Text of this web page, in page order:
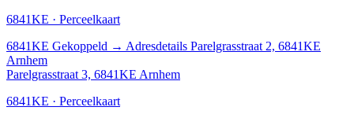
6841KE · Perceelkaart
6841KE Gekoppeld → Adresdetails Parelgrasstraat 2, 6841KE
Arnhem
Parelgrasstraat 3, 6841KE Arnhem
6841KE · Perceelkaart